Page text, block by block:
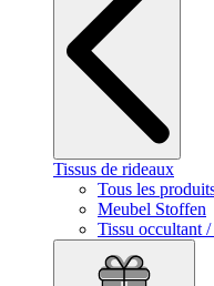
Tissus de rideaux
Tous les
Meubel Stoffen
Tissu occultant